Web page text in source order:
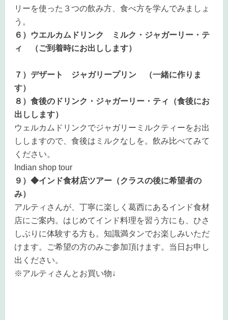
リーを使った３つの飲み方、食べ方を学んでみましょ
う。
６）ウエルカムドリンク ミルク・ジャガーリー・テ
ィ （ご到着時にお出しします）
７）デザート ジャガリープリン （一緒に作りま
す）
８）食後のドリンク・ジャガーリー・ティ（食後にお
出しします）
ウェルカムドリンクでジャガリーミルクティーをお出
ししますので、食後はミルクなしを。飲み比べてみて
ください。
Indian shop tour
９）◆インド食材店ツアー（クラスの後に希望者の
み）
アルティさんが、丁寧に楽しく葛西にあるインド食材
店にご案内。はじめてインド料理を習う方にも、ひさ
しぶりに体験する方も。知識満タンでお楽しみいただ
けます。ご希望の方のみご参加頂けます。当日お申し
出ください。
※アルティさんとお買い物↓